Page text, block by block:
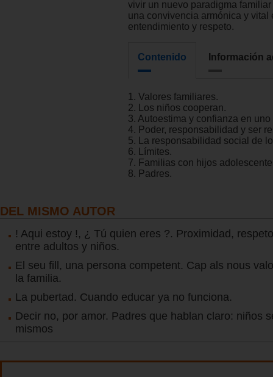
vivir un nuevo paradigma
una convivencia armónica y vital
entendimiento y respeto.
Contenido Información
1. Valores familiares.
2. Los niños cooperan.
3. Autoestima y confianza en uno
4. Poder, responsabilidad y ser
5. La responsabilidad social de
6. Límites.
7. Familias con hijos
8. Padres.
DEL MISMO AUTOR
! Aqui estoy !, ¿ Tú quien eres ?. Proximidad,
entre adultos y niños.
El seu fill, una persona competent. Cap als nous
la familia.
La pubertad. Cuando educar ya no funciona.
Decir no, por amor. Padres que hablan claro: niños
mismos